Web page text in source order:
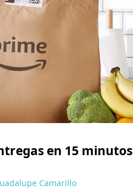
en 15 minutos
Camarillo